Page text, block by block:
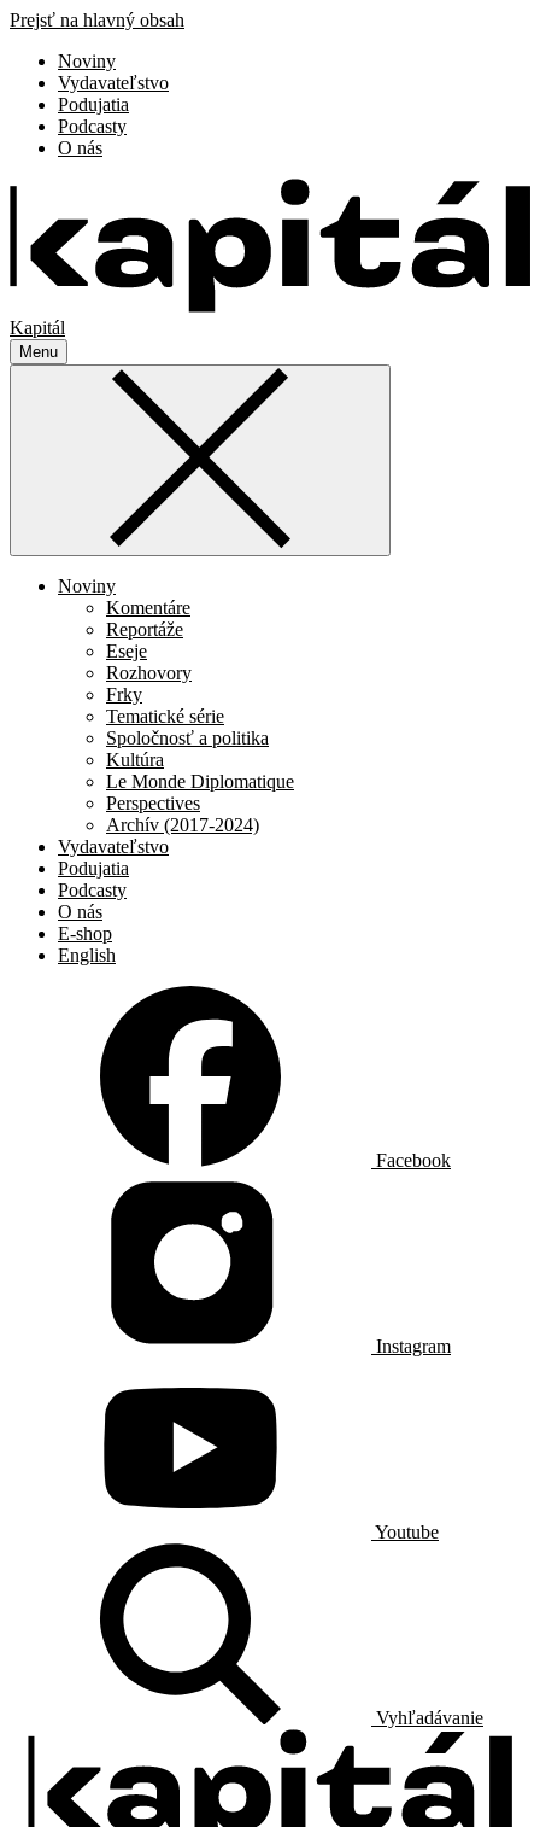
Prejsť na hlavný obsah
Noviny
Vydavateľstvo
Podujatia
Podcasty
O nás
Kapitál
Menu
Noviny
Komentáre
Reportáže
Eseje
Rozhovory
Frky
Tematické série
Spoločnosť a politika
Kultúra
Le Monde Diplomatique
Perspectives
Archív (2017-2024)
Vydavateľstvo
Podujatia
Podcasty
O nás
E-shop
English
Facebook
Instagram
Youtube
Vyhľadávanie